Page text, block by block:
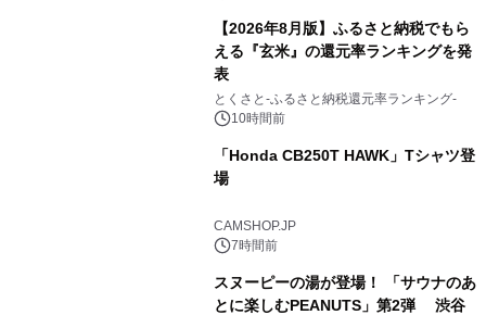
【2026年8月版】ふるさと納税でもら
える『玄米』の還元率ランキングを発
表
とくさと-ふるさと納税還元率ランキング-
10時間前
「Honda CB250T HAWK」Tシャツ登
場
CAMSHOP.JP
7時間前
スヌーピーの湯が登場！ 「サウナのあ
とに楽しむPEANUTS」第2弾 渋谷